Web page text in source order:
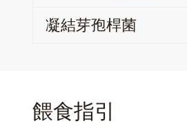
凝結芽孢桿菌
餵食指引